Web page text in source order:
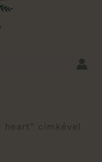
heart” címkével